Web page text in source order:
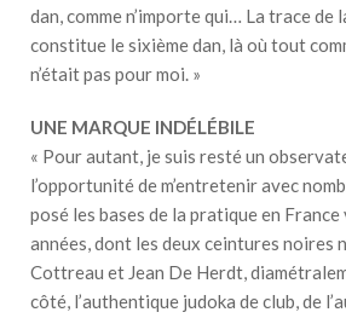
dan, comme n’importe qui… La trace de
constitue le sixième dan, là où tout
n’était pas pour moi. »
UNE MARQUE INDÉLÉBILE
« Pour autant, je suis resté un
l’opportunité de m’entretenir avec
posé les bases de la pratique en France
années, dont les deux ceintures noires
Cottreau et Jean De Herdt,
côté, l’authentique judoka de club, de